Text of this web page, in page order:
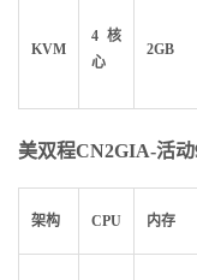
KVM
4核
心
2GB
美双程CN2GIA-活动
架构 CPU 内存